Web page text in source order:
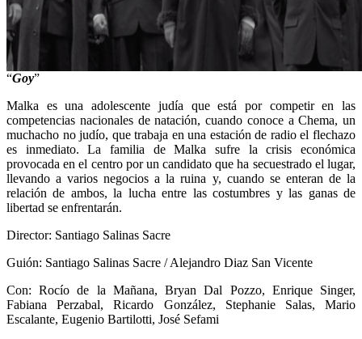
“Goy”
Malka es una adolescente judía que está por competir en las
competencias nacionales de natación, cuando conoce a Chema, un
muchacho no judío, que trabaja en una estación de radio el flechazo
es inmediato. La familia de Malka sufre la crisis económica
provocada en el centro por un candidato que ha secuestrado el lugar,
llevando a varios negocios a la ruina y, cuando se enteran de la
relación de ambos, la lucha entre las costumbres y las ganas de
libertad se enfrentarán.
Director: Santiago Salinas Sacre
Guión: Santiago Salinas Sacre / Alejandro Diaz San Vicente
Con: Rocío de la Mañana, Bryan Dal Pozzo, Enrique Singer,
Fabiana Perzabal, Ricardo González, Stephanie Salas, Mario
Escalante, Eugenio Bartilotti, José Sefami